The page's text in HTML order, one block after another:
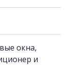
окна,
и